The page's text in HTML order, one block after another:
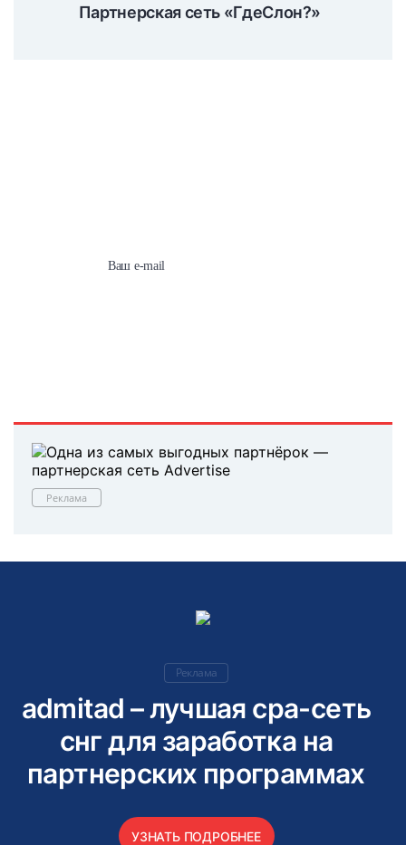
Партнерская сеть «ГдеСлон?»
Реклама
Реклама
admitad – лучшая cpa-сеть
снг для заработка на
партнерских программах
УЗНАТЬ ПОДРОБНЕЕ